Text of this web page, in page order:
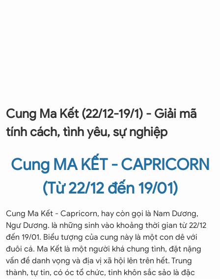
Cung Ma Kết (22/12-19/1) - Giải mã
tính cách, tình yêu, sự nghiệp
Cung MA KẾT - CAPRICORN
(Từ 22/12 đến 19/01)
Cung Ma Kết - Capricorn, hay còn gọi là Nam Dương,
Ngư Dương. là những sinh vào khoảng thời gian từ 22/12
đến 19/01. Biểu tượng của cung này là một con dê với
đuôi cá. Ma Kết là một người khá chung tình, đặt nặng
vấn đề danh vọng và địa vị xã hội lên trên hết. Trung
thành, tự tin, có óc tổ chức, tinh khôn sắc sảo là đặc